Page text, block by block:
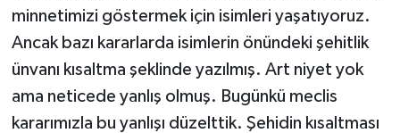
minnetimizi göstermek için isimleri yaşatıyoruz.
Ancak bazı kararlarda isimlerin önündeki şehitlik
ünvanı kısaltma şeklinde yazılmış. Art niyet yok
ama neticede yanlış olmuş. Bugünkü meclis
kararımızla bu yanlışı düzelttik. Şehidin kısaltması